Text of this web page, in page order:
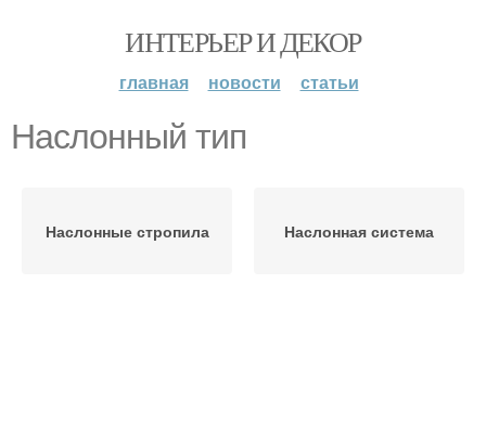
ИНТЕРЬЕР И ДЕКОР
главная новости статьи
Наслонный тип
Наслонные стропила Наслонная система